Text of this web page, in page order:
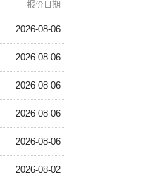
报价日期
2026-08-06
2026-08-06
2026-08-06
2026-08-06
2026-08-06
2026-08-02